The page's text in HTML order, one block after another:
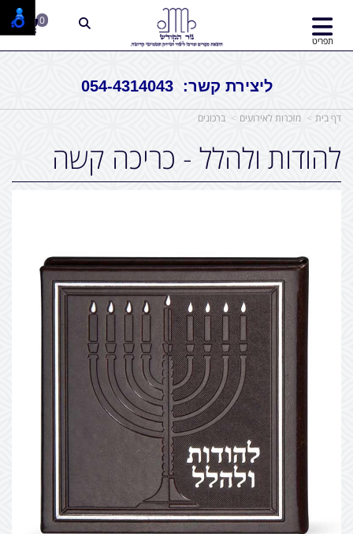
ליצירת קשר: 054-4314043
תפריט
0
דף בית מזכרות לאירועים ברכונים
להודות ולהלל - כריכה קשה